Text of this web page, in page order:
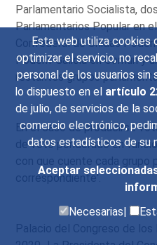
Esta web utiliza cookies
optimizar el servicio, no
personal de los usuarios
lo dispuesto en el artículo
de julio, de servicios de la
comercio electrónico,
datos estadísticos de su
Aceptar
Necesarias|
Parlamentario Socialista,
Parlamentarios Popular en
Confederal de Unidas
Podem-Galicia en Común y
restantes grupos
En el caso de producirse
de voto ponderado en
con que cuente cada grupo
correspondiente'.
Palacio del Congreso de